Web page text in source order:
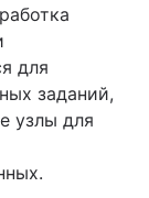
для
заданий,
узлы для